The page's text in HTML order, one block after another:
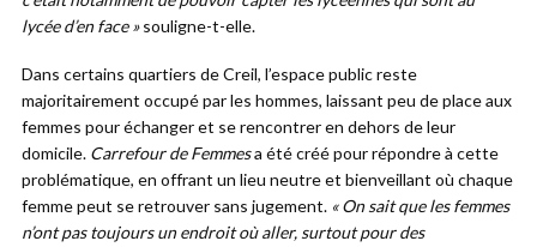
lycée d’en face »souligne-t-elle.
Dans certains quartiers de Creil, l’espace public reste
majoritairement occupé par les hommes, laissant peu de place aux
femmes pour échanger et se rencontrer en dehors de leur
domicile. Carrefour de Femmesa été créé pour répondre à cette
problématique, en offrant un lieu neutre et bienveillant où chaque
femme peut se retrouver sans jugement. « On sait que les femmes
n’ont pas toujours un endroit où aller, surtout pour des